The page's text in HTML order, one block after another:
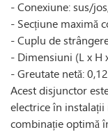
- Conexiune: sus/
- Secțiune maximă
- Cuplu de
- Dimensiuni (L x H
- Greutate netă:
Acest disjunctor
electrice în
combinație optimă